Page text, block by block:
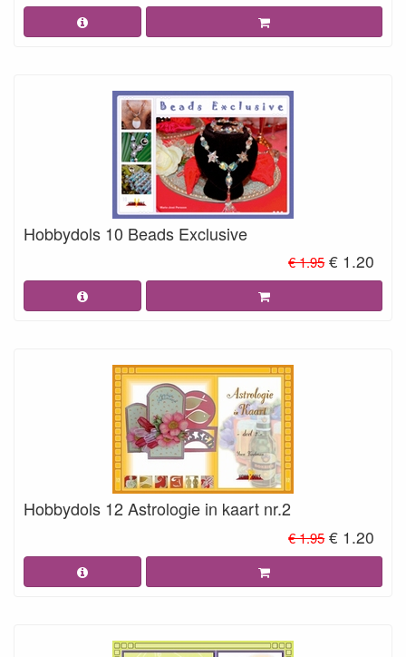
Hobbydols 10 Beads Exclusive
€ 1.95 € 1.20
Hobbydols 12 Astrologie in kaart nr.2
€ 1.95 € 1.20